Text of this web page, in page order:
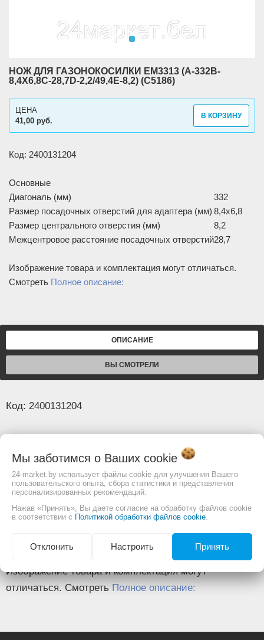
НОЖ ДЛЯ ГАЗОНОКОСИЛКИ EM3313 (A-332B-
8,4X6,8C-28,7D-2,2/49,4E-8,2) (C5186)
41,00 руб.
ЦЕНА
В КОРЗИНУ
Код: 2400131204
Основные
Диагональ (мм)
332
Размер посадочных отверстий для адаптера (мм) 8,4x6,8
Размер центрального отверстия (мм)
8,2
Межцентровое расстояние посадочных отверстий28,7
Изображение товара и комплектация могут отличаться.
Смотреть Полное описание:
ОПИСАНИЕ
ВЫ СМОТРЕЛИ
Код: 2400131204
Диагональ (мм)
Размер посадочных отверстий для адаптера
(мм)
8,4x6,8
Размер центрального отверстия (мм)
8,2
Межцентровое расстояние посадочных
Изображение товара и комплектация могут
отличаться. Смотреть Полное описание:
Мы заботимся о Ваших cookie
24-market.by использует файлы cookie для улучшения Вашего
пользовательского опыта, сбора статистики и представления
персонализированных рекомендаций.
Нажав «Принять», Вы даете согласие на обработку файлов cookie
в соответствии с Политикой обработки файлов cookie
Отклонить Настроить Принять